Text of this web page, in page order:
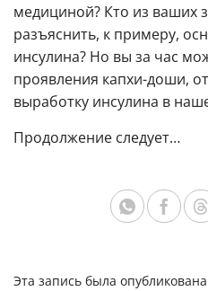
медициной? Кто из ваших
разъяснить, к примеру,
инсулина? Но вы за час
проявления капхи-доши,
выработку инсулина в
Продолжение следует…
Эта запись была